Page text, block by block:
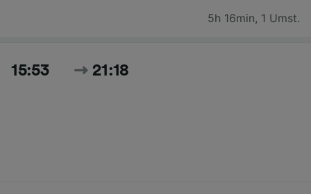
5h 16min, 1 Umst.
15:53 21:18